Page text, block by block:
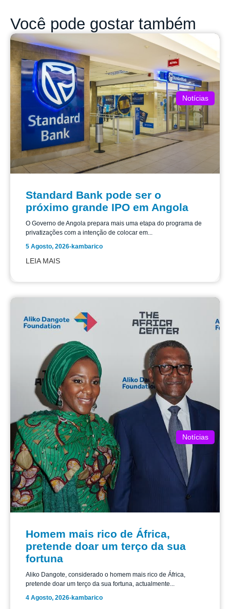
Você pode gostar também
Notícias
Standard Bank pode ser o
próximo grande IPO em Angola
O Governo de Angola prepara mais uma etapa do programa de
privatizações com a intenção de colocar em...
5 Agosto, 2026-kambarico
LEIA MAIS
Notícias
Homem mais rico de África,
pretende doar um terço da sua
fortuna
Aliko Dangote, considerado o homem mais rico de África,
pretende doar um terço da sua fortuna, actualmente...
4 Agosto, 2026-kambarico